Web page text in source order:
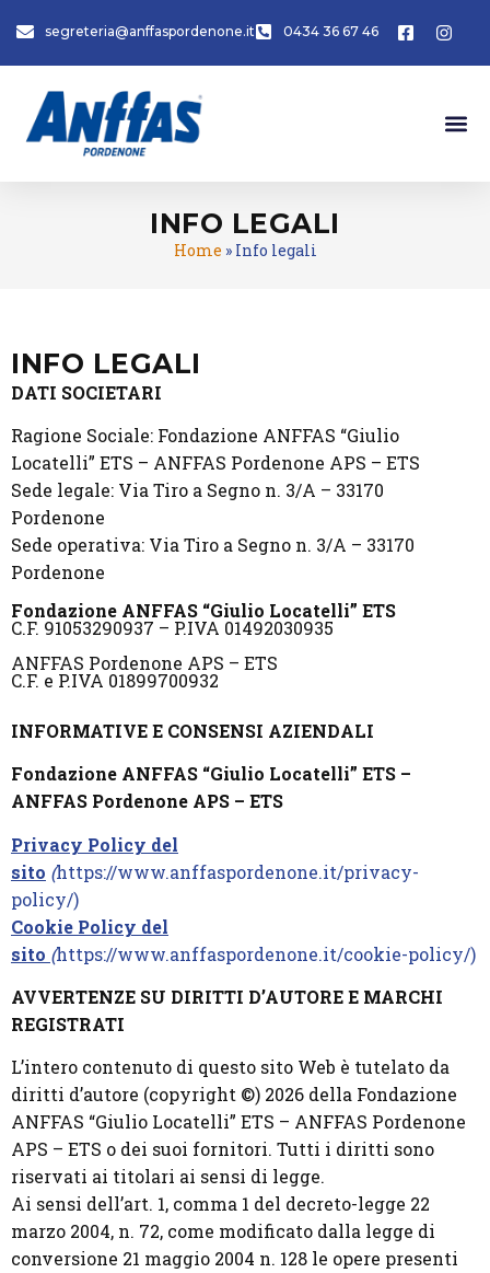
segreteria@anffaspordenone.it 0434 36 67 46
INFO LEGALI
Home » Info legali
INFO LEGALI
DATI SOCIETARI
Ragione Sociale: Fondazione ANFFAS “Giulio
Locatelli” ETS – ANFFAS Pordenone APS – ETS
Sede legale: Via Tiro a Segno n. 3/A – 33170
Pordenone
Sede operativa: Via Tiro a Segno n. 3/A – 33170
Pordenone
Fondazione ANFFAS “Giulio Locatelli” ETS
C.F. 91053290937 – P.IVA 01492030935
ANFFAS Pordenone APS – ETS
C.F. e P.IVA 01899700932
INFORMATIVE E CONSENSI AZIENDALI
Fondazione ANFFAS “Giulio Locatelli” ETS –
ANFFAS Pordenone APS – ETS
Privacy Policy del
sito (https://www.anffaspordenone.it/privacy-
policy/)
Cookie Policy del
sito (https://www.anffaspordenone.it/cookie-policy/)
AVVERTENZE SU DIRITTI D’AUTORE E MARCHI
REGISTRATI
L’intero contenuto di questo sito Web è tutelato da
diritti d’autore (copyright ©) 2026 della Fondazione
ANFFAS “Giulio Locatelli” ETS – ANFFAS Pordenone
APS – ETS o dei suoi fornitori. Tutti i diritti sono
riservati ai titolari ai sensi di legge.
Ai sensi dell’art. 1, comma 1 del decreto-legge 22
marzo 2004, n. 72, come modificato dalla legge di
conversione 21 maggio 2004 n. 128 le opere presenti